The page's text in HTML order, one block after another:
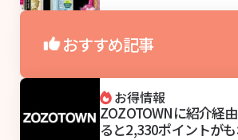
おすすめ記事
お得情報
ZOZOTOWNに紹介経
ると2,330ポイントが